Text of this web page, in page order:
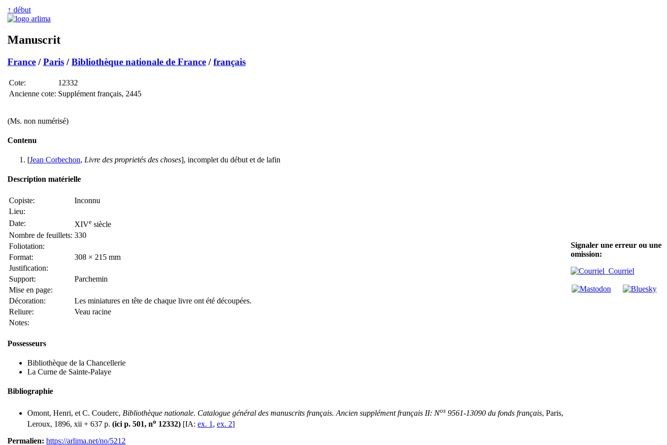
↑ début
Manuscrit
France /Paris /Bibliothèque nationale de France /français
Cote:
12332
Ancienne cote: Supplément français, 2445
(Ms. non numérisé)
Contenu
[Jean Corbechon, Livre des proprietés des choses], incomplet du début et de lafin
Description matérielle
Copiste:
Inconnu
Lieu:
Date:
XIVe siècle
Nombre de feuillets: 330
Foliotation:
Format:
308 × 215 mm
Justification:
Support:
Parchemin
Mise en page:
Décoration:
Les miniatures en tête de chaque livre ont été découpées.
Reliure:
Veau racine
Notes:
Possesseurs
Bibliothèque de la Chancellerie
La Curne de Sainte-Palaye
Bibliographie
Omont, Henri, et C. Couderc, Bibliothèque nationale. Catalogue général des manuscrits français. Ancien supplément français II: Nos 9561-13090 du fonds français, Paris,
Leroux, 1896, xii + 637 p. (ici p. 501, no 12332) [IA: ex. 1 , ex. 2]
Permalien: https://arlima.net/no/5212
Signaler une erreur ou une
omission:
Courriel